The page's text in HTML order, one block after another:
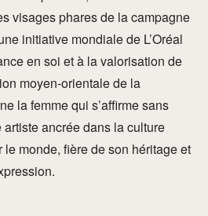
visages phares de la campagne
initiative mondiale de L’Oréal
en soi et à la valorisation de
moyen-orientale de la
la femme qui s’affirme sans
ancrée dans la culture
monde, fière de son héritage et